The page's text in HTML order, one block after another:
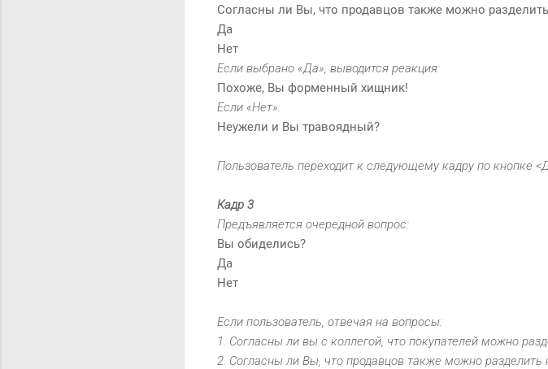
Согласны ли Вы, что продавцов также можно
Да
Нет
Если выбрано «Да», выводится реакция:
Похоже, Вы форменный хищник!
Если «Нет»:
Неужели и Вы травоядный?
Пользователь переходит к следующему кадру по кнопке
Кадр 3
Предъявляется очередной вопрос:
Вы обиделись?
Да
Нет
Если пользователь, отвечая на вопросы:
1. Согласны ли вы с коллегой, что покупателей можно
2. Согласны ли Вы, что продавцов также можно разделить